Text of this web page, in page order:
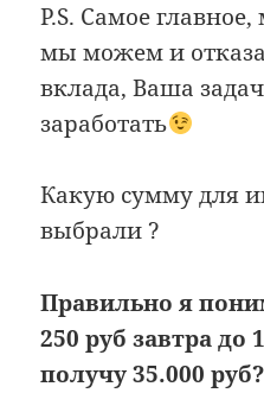
P.S. Самое
мы можем и
вклада, Ваша
заработать
Какую сумму для
выбрали ?
Правильно я
250 руб завтра до
получу 35.000 руб?